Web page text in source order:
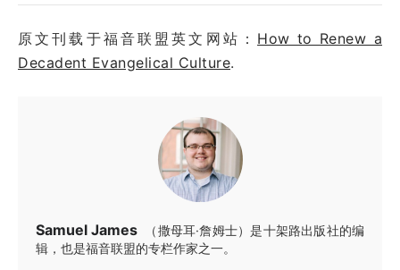
原文刊载于福音联盟英文网站： How to Renew a
Decadent Evangelical Culture.
Samuel James
（撒母耳·詹姆士）是十架路出版社的编
辑，也是福音联盟的专栏作家之一。